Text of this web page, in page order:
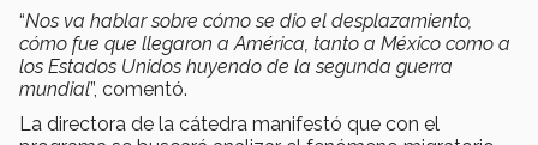
“Nos va hablar sobre cómo se dio el desplazamiento,
cómo fue que llegaron a América, tanto a México como a
los Estados Unidos huyendo de la segunda guerra
mundial”, comentó.
La directora de la cátedra manifestó que con el